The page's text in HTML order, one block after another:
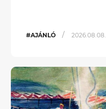
#AJÁNLÓ / 2026.08.08.